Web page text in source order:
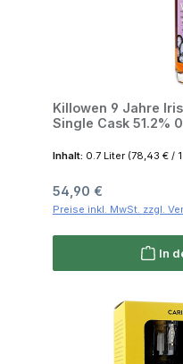
Killowen 9 Jahre
Single Cask 51.2%
Inhalt: 0.7 Liter (78,43 € /
Regulärer Preis:
54,90 €
Preise inkl. MwSt. zzgl.
In